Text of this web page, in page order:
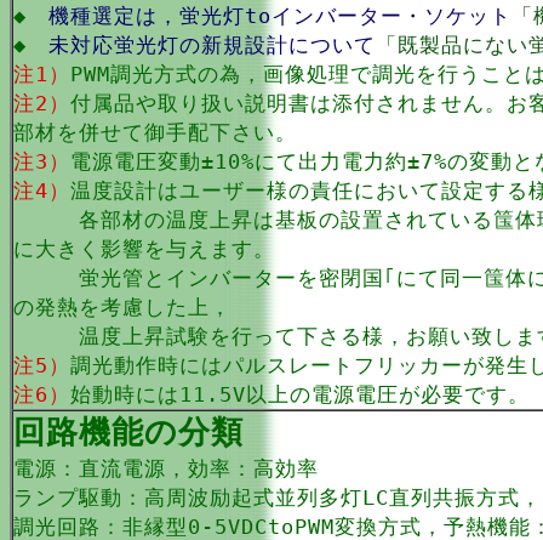
◆ 機種選定は，蛍光灯toインバーター・ソケット
◆ 未対応蛍光灯の新規設計について
「既製品にな
注1） PWM調光方式の為，画像処理で調光を行うこと
注2） 付属品や取り扱い説明書は添付されません。お
部材を併せて御手配下さい。
注3） 電源電圧変動±10%にて出力電力約±7%の変動と
注4） 温度設計はユーザー様の責任において設定する
各部材の温度上昇は基板の設置されている筺体
に大きく影響を与えます。
蛍光管とインバーターを密閉国｢にて同一筺体に
の発熱を考慮した上，
温度上昇試験を行って下さる様，お願い致しま
注5） 調光動作時にはパルスレートフリッカーが発生
注6） 始動時には11.5V以上の電源電圧が必要です。
回路機能の分類
電源：直流電源，効率：高効率
ランプ駆動：高周波励起式並列多灯LC直列共振方式
調光回路：非縁型0-5VDCtoPWM変換方式，予熱機能